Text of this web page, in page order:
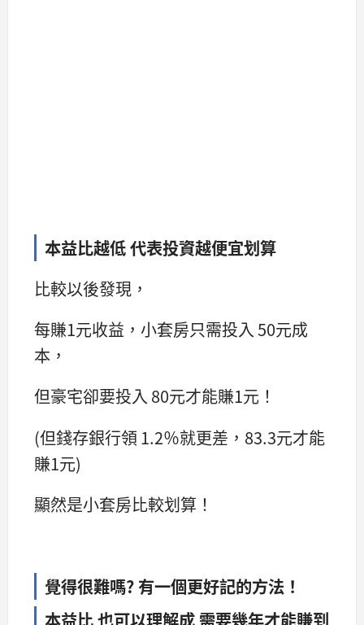
本益比越低 代表投資越便宜划算
比較以後發現，
每賺1元收益，小套房只需投入 50元成
本，
但豪宅卻要投入 80元才能賺1元！
(但錢存銀行領 1.2％就更差，83.3元才能
賺1元)
顯然是小套房比較划算！
覺得很難嗎? 有一個更好記的方法！
本益比 也可以理解成 需要幾年才能賺到